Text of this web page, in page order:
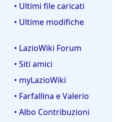
• Ultimi file caricati
• Ultime modifiche
• LazioWiki Forum
• Siti amici
• myLazioWiki
• Farfallina e Valerio
• Albo Contribuzioni